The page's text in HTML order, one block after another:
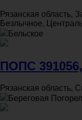
Рязанская область,
Безлычное,
Бельское
ПОПС
Рязанская область,
Береговая